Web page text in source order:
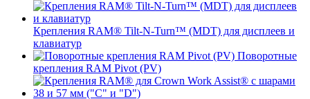
Крепления RAM® Tilt-N-Turn™ (MDT) для дисплеев и
клавиатур
Поворотные
крепления RAM Pivot (PV)